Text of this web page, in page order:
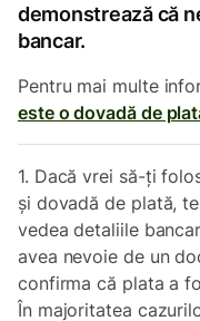
demonstrează că
bancar.
Pentru mai multe
este o dovadă de
1. Dacă vrei să-ți
și dovadă de plată,
vedea detaliile
avea nevoie de un
confirma că plata a
În majoritatea